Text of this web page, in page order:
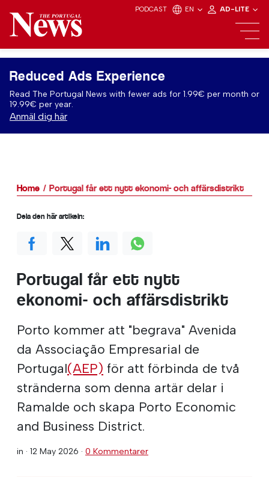
PODCAST EN AD-LITE
Reduced Ads Experience
Read The Portugal News with fewer ads for 1.99€ per month or
19.99€ per year.
Anmäl dig här
Home Portugal får ett nytt ekonomi- och affärsdistrikt
Portugal får ett nytt
ekonomi- och affärsdistrikt
Porto kommer att "begrava" Avenida
da Associação Empresarial de
Portugal(AEP) för att förbinda de två
stränderna som denna artär delar i
Ramalde och skapa Porto Economic
and Business District.
in · 12 May 2026 · 0 Kommentarer
Dela den här artikeln: